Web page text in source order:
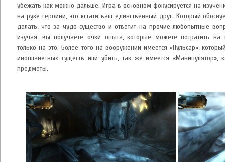
убежать как можно дальше. Игра в основном фокусируется на
на руке героини, это кстати ваш единственный друг. Который
делать, что за чудо существо и ответит на прочие любопытные
изучая, вы получаете очки опыта, которые можете потратить на
только на это. Более того на вооружении имеется «Пульсар»,
инопланетных существ или убить, так же имеется «Манипулятор»,
предметы.